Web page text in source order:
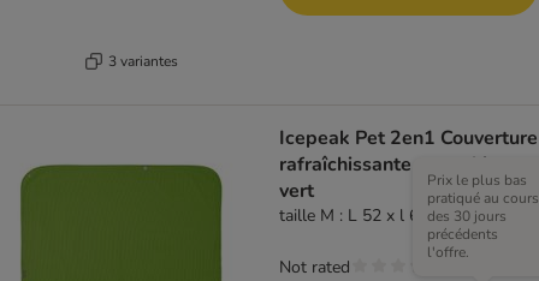
3 variantes
Icepeak Pet 2en1 Couverture
rafraîchissante pour chien,
vert
taille M : L 52 x l 62 cm
Prix le plus bas
pratiqué au cours
des 30 jours
précédents
l'offre.
Not rated